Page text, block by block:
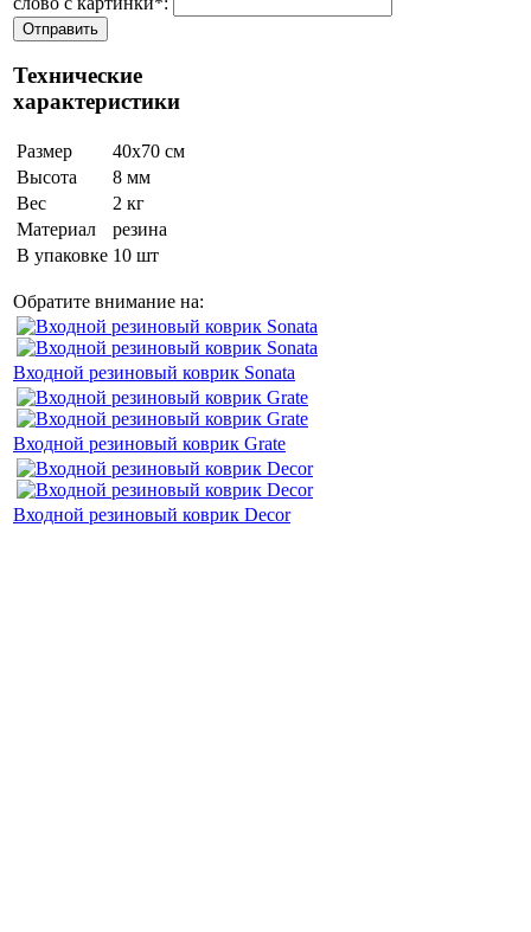
Технические
характеристики
Размер
40х70 см
Высота
8 мм
Вес
2 кг
Материал
резина
В упаковке 10 шт
Обратите внимание на:
Входной резиновый коврик Sonata
Входной резиновый коврик Grate
Входной резиновый коврик Decor